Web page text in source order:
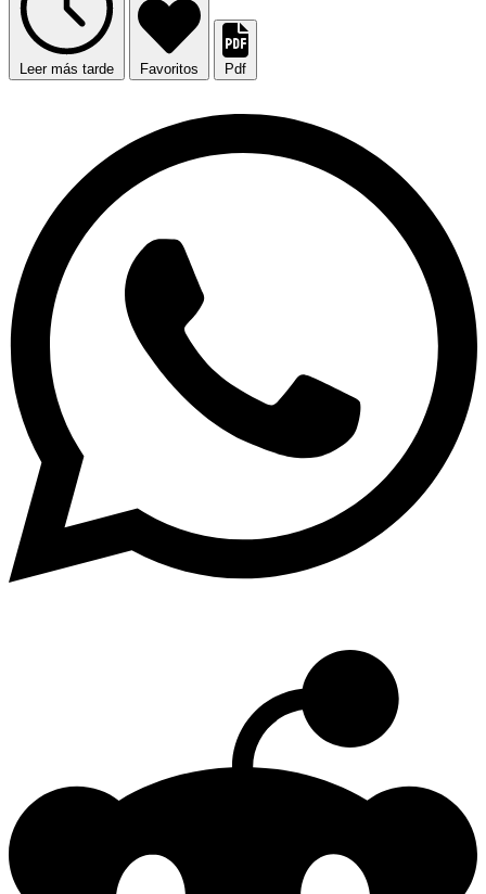
Leer más tarde Favoritos Pdf